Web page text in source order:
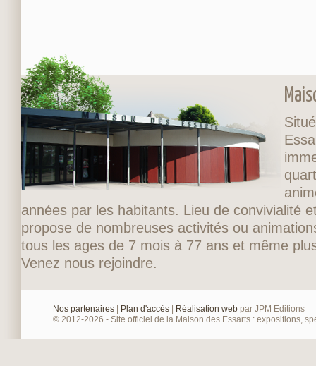
années par les habitants. Lieu de convivialité
propose de nombreuses activités ou
tous les ages de 7 mois à 77 ans et même
Venez nous rejoindre.
Nos partenaires Plan d'accès Réalisation web par JPM Editions
© 2012-2026 - Site officiel de la Maison des Essarts : expositions,